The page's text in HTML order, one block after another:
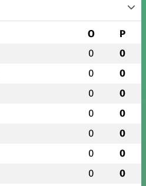
O P
0 0
0 0
0 0
0 0
0 0
0 0
0 0